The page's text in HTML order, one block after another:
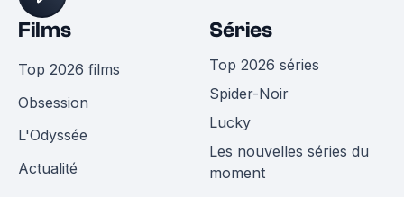
Films
Top 2026 films
Obsession
L'Odyssée
Actualité
Séries
Top 2026 séries
Spider-Noir
Lucky
Les nouvelles séries du
moment